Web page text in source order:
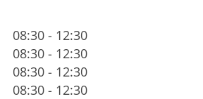
08:30 - 12:30
08:30 - 12:30
08:30 - 12:30
08:30 - 12:30